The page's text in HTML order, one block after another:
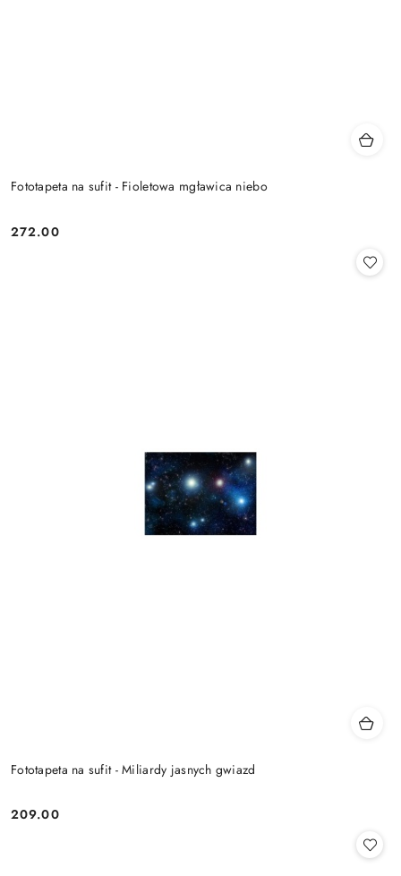
Fototapeta na sufit - Fioletowa mgławica niebo
Cena:
272.00
Fototapeta na sufit - Miliardy jasnych gwiazd
Cena:
209.00